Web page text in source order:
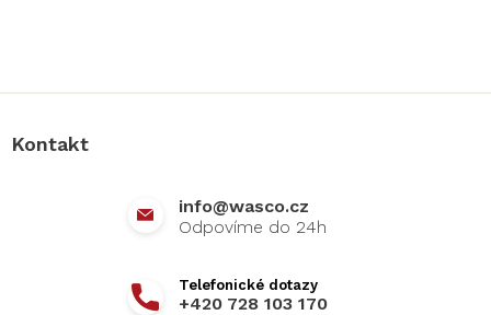
Kontakt
info@wasco.cz
+420 728 103 170